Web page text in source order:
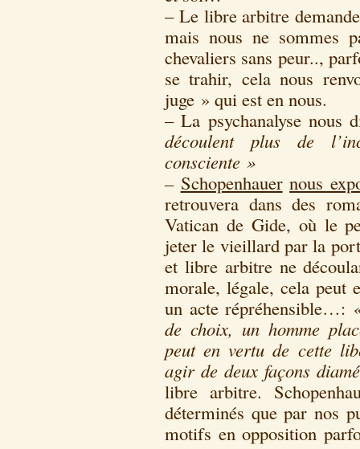
– Le libre arbitre
mais nous ne sommes
chevaliers sans peur..,
se trahir, cela nous
juge » qui est en nous.
– La psychanalyse nous
découlent plus de
consciente »
– Schopenhauer nous
retrouvera dans des
Vatican de Gide, où le
jeter le vieillard par la
et libre arbitre ne
morale, légale, cela peut
un acte répréhensible…:
de choix, un homme
peut en vertu de cette
agir de deux façons
libre arbitre.
déterminés que par nos
motifs en opposition